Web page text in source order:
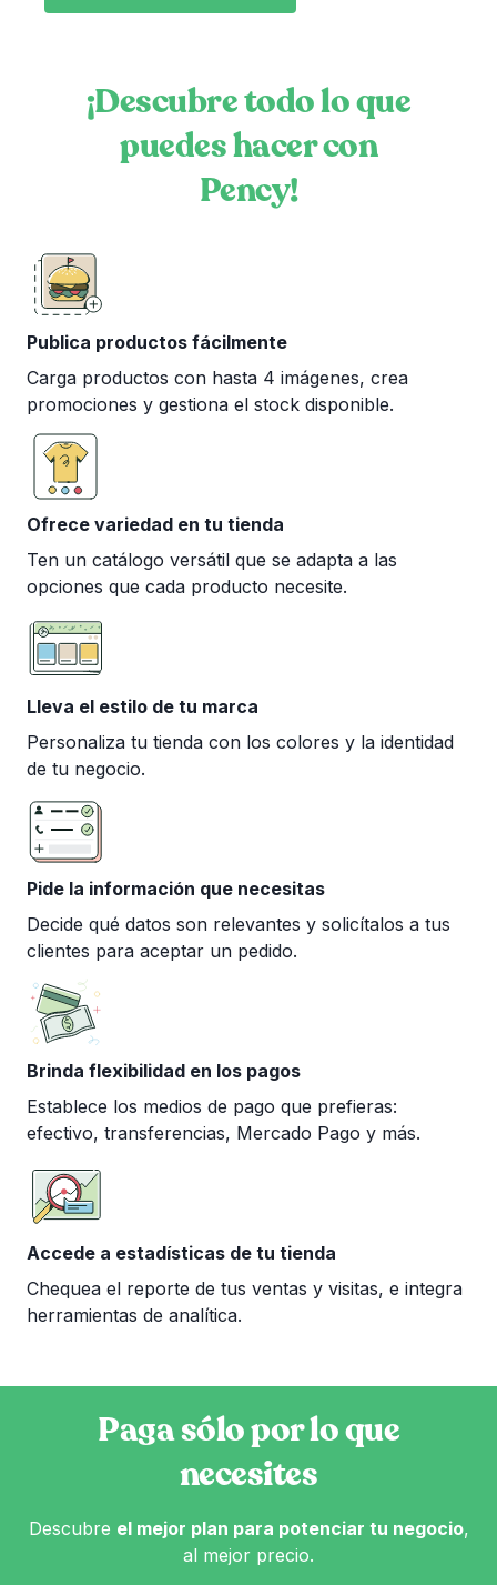
¡Descubre todo lo que
puedes hacer con
Pency!
Publica productos fácilmente
Carga productos con hasta 4 imágenes, crea
promociones y gestiona el stock disponible.
Ofrece variedad en tu tienda
Ten un catálogo versátil que se adapta a las
opciones que cada producto necesite.
Lleva el estilo de tu marca
Personaliza tu tienda con los colores y la identidad
de tu negocio.
Pide la información que necesitas
Decide qué datos son relevantes y solicítalos a tus
clientes para aceptar un pedido.
Brinda flexibilidad en los pagos
Establece los medios de pago que prefieras:
efectivo, transferencias, Mercado Pago y más.
Accede a estadísticas de tu tienda
Chequea el reporte de tus ventas y visitas, e integra
herramientas de analítica.
Paga sólo por lo que
necesites
Descubre el mejor plan para potenciar tu negocio,
al mejor precio.